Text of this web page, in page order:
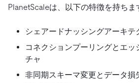
PlanetScaleは、以下の特徴を持ちま
シェアードナッシングアーキテ
コネクションプーリングとエッ
チャ
非同期スキーマ変更とデータ損